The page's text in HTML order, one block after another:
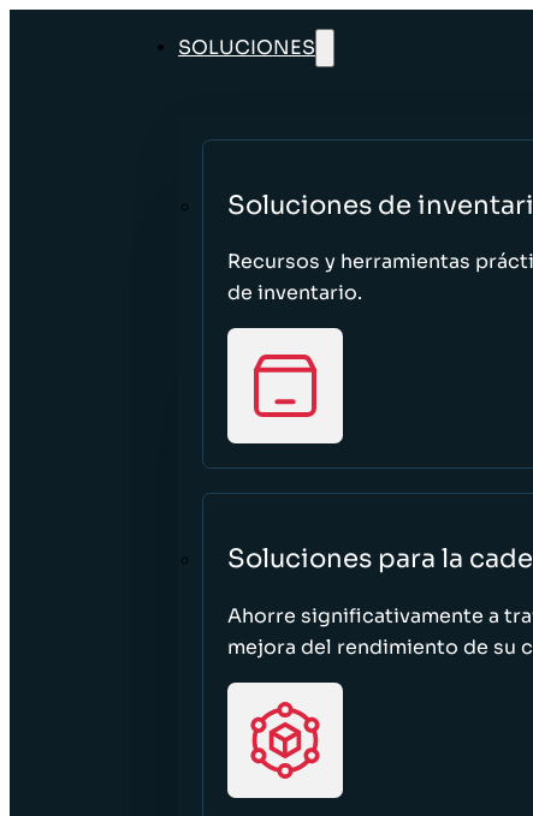
SOLUCIONES
Soluciones de
Recursos y herramientas
de inventario.
Soluciones para la
Ahorre significativamente a
mejora del rendimiento de su